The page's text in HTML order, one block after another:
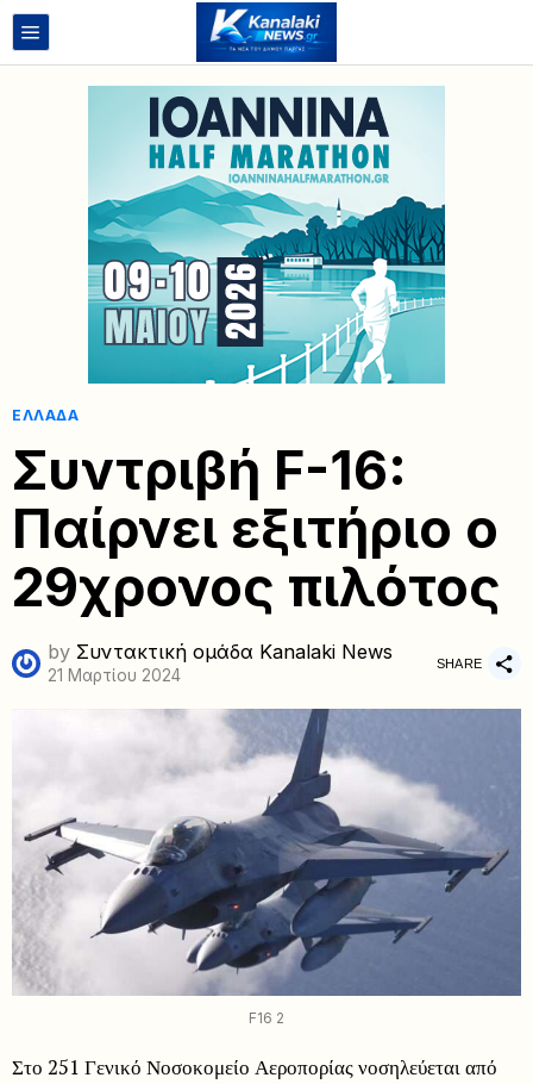
ΕΛΛΆΔΑ
Συντριβή F-16:
Παίρνει εξιτήριο ο
29χρονος πιλότος
by Συντακτική ομάδα Kanalaki News
21 Μαρτίου 2024
SHARE
F16 2
Στο 251 Γενικό Νοσοκομείο Αεροπορίας νοσηλεύεται από